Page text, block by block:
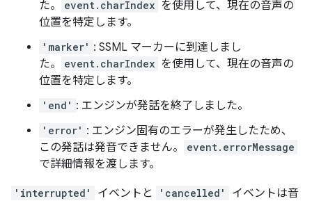
た。 event.charIndex を使用して、現在の音声の
位置を特定します。
'marker' : SSML マーカーに到達しまし
た。
event.charIndex を使用して、現在の音声の
位置を特定します。
'end' : エンジンが発話を終了しました。
'error' : エンジン固有のエラーが発生したため、
この発話は発音できません。
event.errorMessage
で詳細情報を渡します。
'interrupted' イベントと 'cancelled'
イベントは音